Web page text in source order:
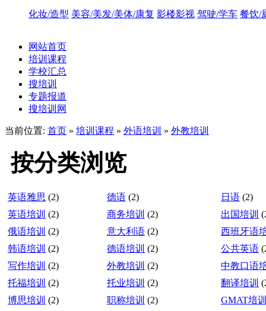
化妆/造型 美容/美发/美体/康复 影楼影视 驾驶/学车 餐饮/
网站首页
培训课程
学校汇总
搜培训
专题报道
搜培训网
当前位置: 首页 » 培训课程 » 外语培训 » 外教培训
按分类浏览
英语雅思 (2) 德语 (2) 日语 (2)
英语培训 (2) 商务培训 (2) 出国培训
俄语培训 (2) 意大利语 (2)
西班牙语
韩语培训 (2) 德语培训 (2) 公共英语
写作培训 (2) 外教培训 (2)
中教口语
托福培训 (2) 托业培训 (2) 翻译培训
博思培训 (2) 职称培训 (2)
GMAT培